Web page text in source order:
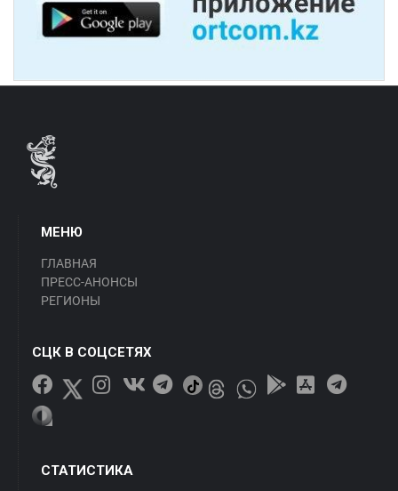
МЕНЮ
ГЛАВНАЯ
ПРЕСС-АНОНСЫ
РЕГИОНЫ
СЦК В СОЦСЕТЯХ
СТАТИСТИКА